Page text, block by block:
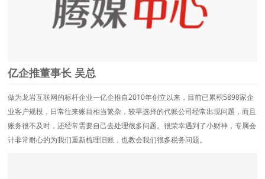
亿企推董事长 吴总
做为龙岩互联网的标杆企业—亿企推自2010年创立以来，目前已累积5898家企
业客户规模，日常往来账目相当繁杂，较早选择的代账公司经常出现问题，而且
账务很不及时，还经常需要自己去处理很多问题。很荣幸遇到了小财神，专属会
计非常耐心的为我们重新梳理旧账，也教会我们很多税务问题。